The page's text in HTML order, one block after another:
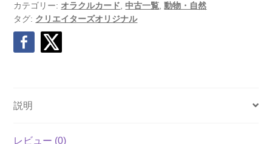
カテゴリー: オラクルカード ,中古一覧 ,動物・自然
タグ: クリエイターズオリジナル
説明
レビュー (0)